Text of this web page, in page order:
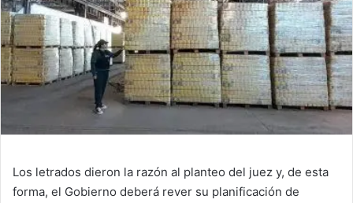
Los letrados dieron la razón al planteo del juez y, de esta
forma, el Gobierno deberá rever su planificación de